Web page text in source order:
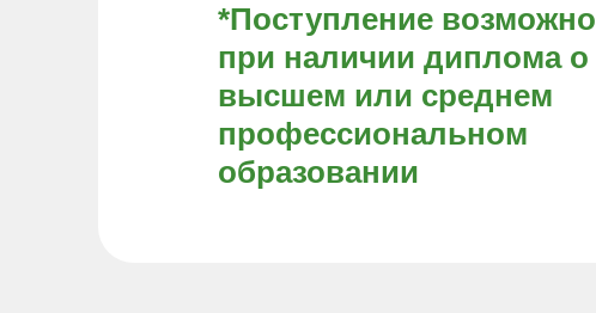
*Поступление возможно
при наличии диплома о
высшем или среднем
профессиональном
образовании